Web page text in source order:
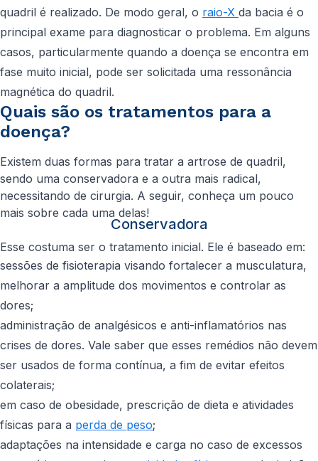
quadril é realizado. De modo geral, o raio-X da bacia é o
principal exame para diagnosticar o problema. Em alguns
casos, particularmente quando a doença se encontra em
fase muito inicial, pode ser solicitada uma ressonância
magnética do quadril.
Quais são os tratamentos para a
doença?
Existem duas formas para tratar a artrose de quadril,
sendo uma conservadora e a outra mais radical,
necessitando de cirurgia. A seguir, conheça um pouco
mais sobre cada uma delas!
Conservadora
Esse costuma ser o tratamento inicial. Ele é baseado em:
sessões de fisioterapia visando fortalecer a musculatura,
melhorar a amplitude dos movimentos e controlar as
dores;
administração de analgésicos e anti-inflamatórios nas
crises de dores. Vale saber que esses remédios não devem
ser usados de forma contínua, a fim de evitar efeitos
colaterais;
em caso de obesidade, prescrição de dieta e atividades
físicas para a perda de peso;
adaptações na intensidade e carga no caso de excessos